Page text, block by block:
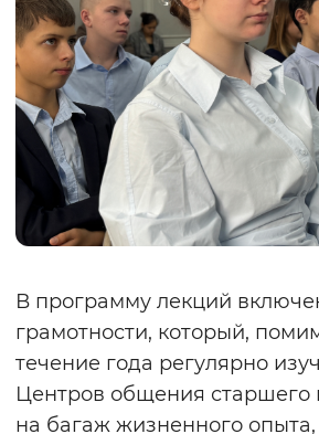
В программу лекций
грамотности, который,
течение года регулярно
Центров общения старшего
на багаж жизненного